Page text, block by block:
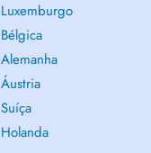
Luxemburgo
Bélgica
Alemanha
Áustria
Suíça
Holanda